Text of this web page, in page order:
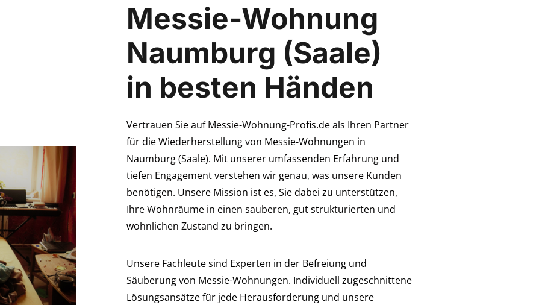
Messie-Wohnung
Naumburg (Saale)
in besten Händen
Vertrauen Sie auf Messie-Wohnung-Profis.de als Ihren Partner
für die Wiederherstellung von Messie-Wohnungen in
Naumburg (Saale). Mit unserer umfassenden Erfahrung und
tiefen Engagement verstehen wir genau, was unsere Kunden
benötigen. Unsere Mission ist es, Sie dabei zu unterstützen,
Ihre Wohnräume in einen sauberen, gut strukturierten und
wohnlichen Zustand zu bringen.
Unsere Fachleute sind Experten in der Befreiung und
Säuberung von Messie-Wohnungen. Individuell zugeschnittene
Lösungsansätze für jede Herausforderung und unsere